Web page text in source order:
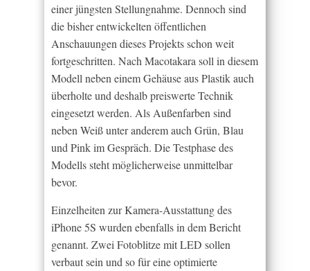
einer jüngsten Stellungnahme. Dennoch sind
die bisher entwickelten öffentlichen
Anschauungen dieses Projekts schon weit
fortgeschritten. Nach Macotakara soll in diesem
Modell neben einem Gehäuse aus Plastik auch
überholte und deshalb preiswerte Technik
eingesetzt werden. Als Außenfarben sind
neben Weiß unter anderem auch Grün, Blau
und Pink im Gespräch. Die Testphase des
Modells steht möglicherweise unmittelbar
bevor.
Einzelheiten zur Kamera-Ausstattung des
iPhone 5S wurden ebenfalls in dem Bericht
genannt. Zwei Fotoblitze mit LED sollen
verbaut sein und so für eine optimierte